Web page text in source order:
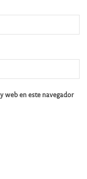
web en este navegador